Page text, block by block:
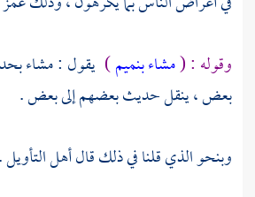
وقوله : (مشاء بنميم) يقول : مشاء
بعض ، ينقل حديث بعضهم إلى بعض .
وبنحو الذي قلنا في ذلك قال أهل التأويل .